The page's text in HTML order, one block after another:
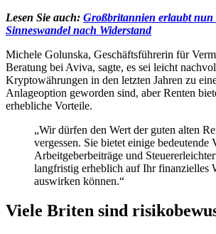
Lesen Sie auch: Großbritannien erlaubt
Sinneswandel nach Widerstand
Michele Golunska, Geschäftsführerin für
Beratung bei Aviva, sagte, es sei leicht
Kryptowährungen in den letzten Jahren zu
Anlageoption geworden sind, aber Renten
erhebliche Vorteile.
„Wir dürfen den Wert der guten alten
vergessen. Sie bietet einige bedeutende
Arbeitgeberbeiträge und
langfristig erheblich auf Ihr finanzielles
auswirken können.“
Viele Briten sind